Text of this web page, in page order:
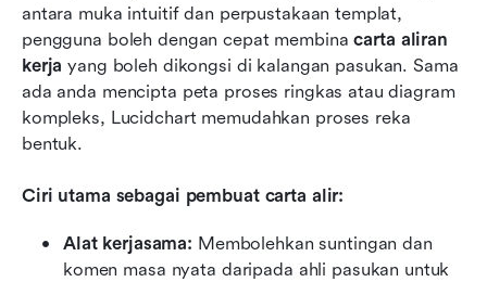
antara muka intuitif dan perpustakaan templat,
pengguna boleh dengan cepat membina carta aliran
kerja yang boleh dikongsi di kalangan pasukan. Sama
ada anda mencipta peta proses ringkas atau diagram
kompleks, Lucidchart memudahkan proses reka
bentuk.
Ciri utama sebagai pembuat carta alir:
Alat kerjasama: Membolehkan suntingan dan
komen masa nyata daripada ahli pasukan untuk